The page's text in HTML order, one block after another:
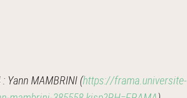
Yann MAMBRINI (https://frama.universite-